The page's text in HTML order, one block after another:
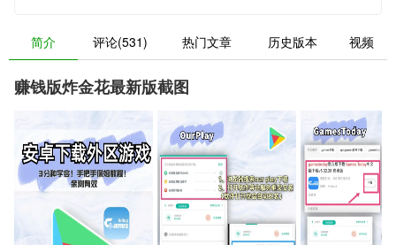
简介 评论(531) 热门文章 历史版本 视频
赚钱版炸金花最新版截图